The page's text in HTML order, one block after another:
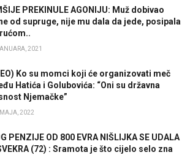
PREKINULE AGONIJU: Muž dobivao
od supruge, nije mu dala da jede, posipala
2021
Ko su momci koji će organizovati meč
Hatića i Golubovića: “Oni su državna
Njemačke”
2022
PENZIJE OD 800 EVRA NIŠLIJKA SE UDALA
(72) : Sramota je što cijelo selo zna